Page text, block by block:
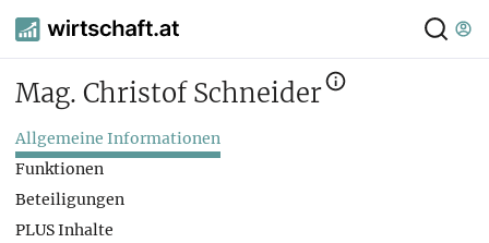
Mag. Christof Schneider
Allgemeine Informationen
Funktionen
Beteiligungen
PLUS Inhalte